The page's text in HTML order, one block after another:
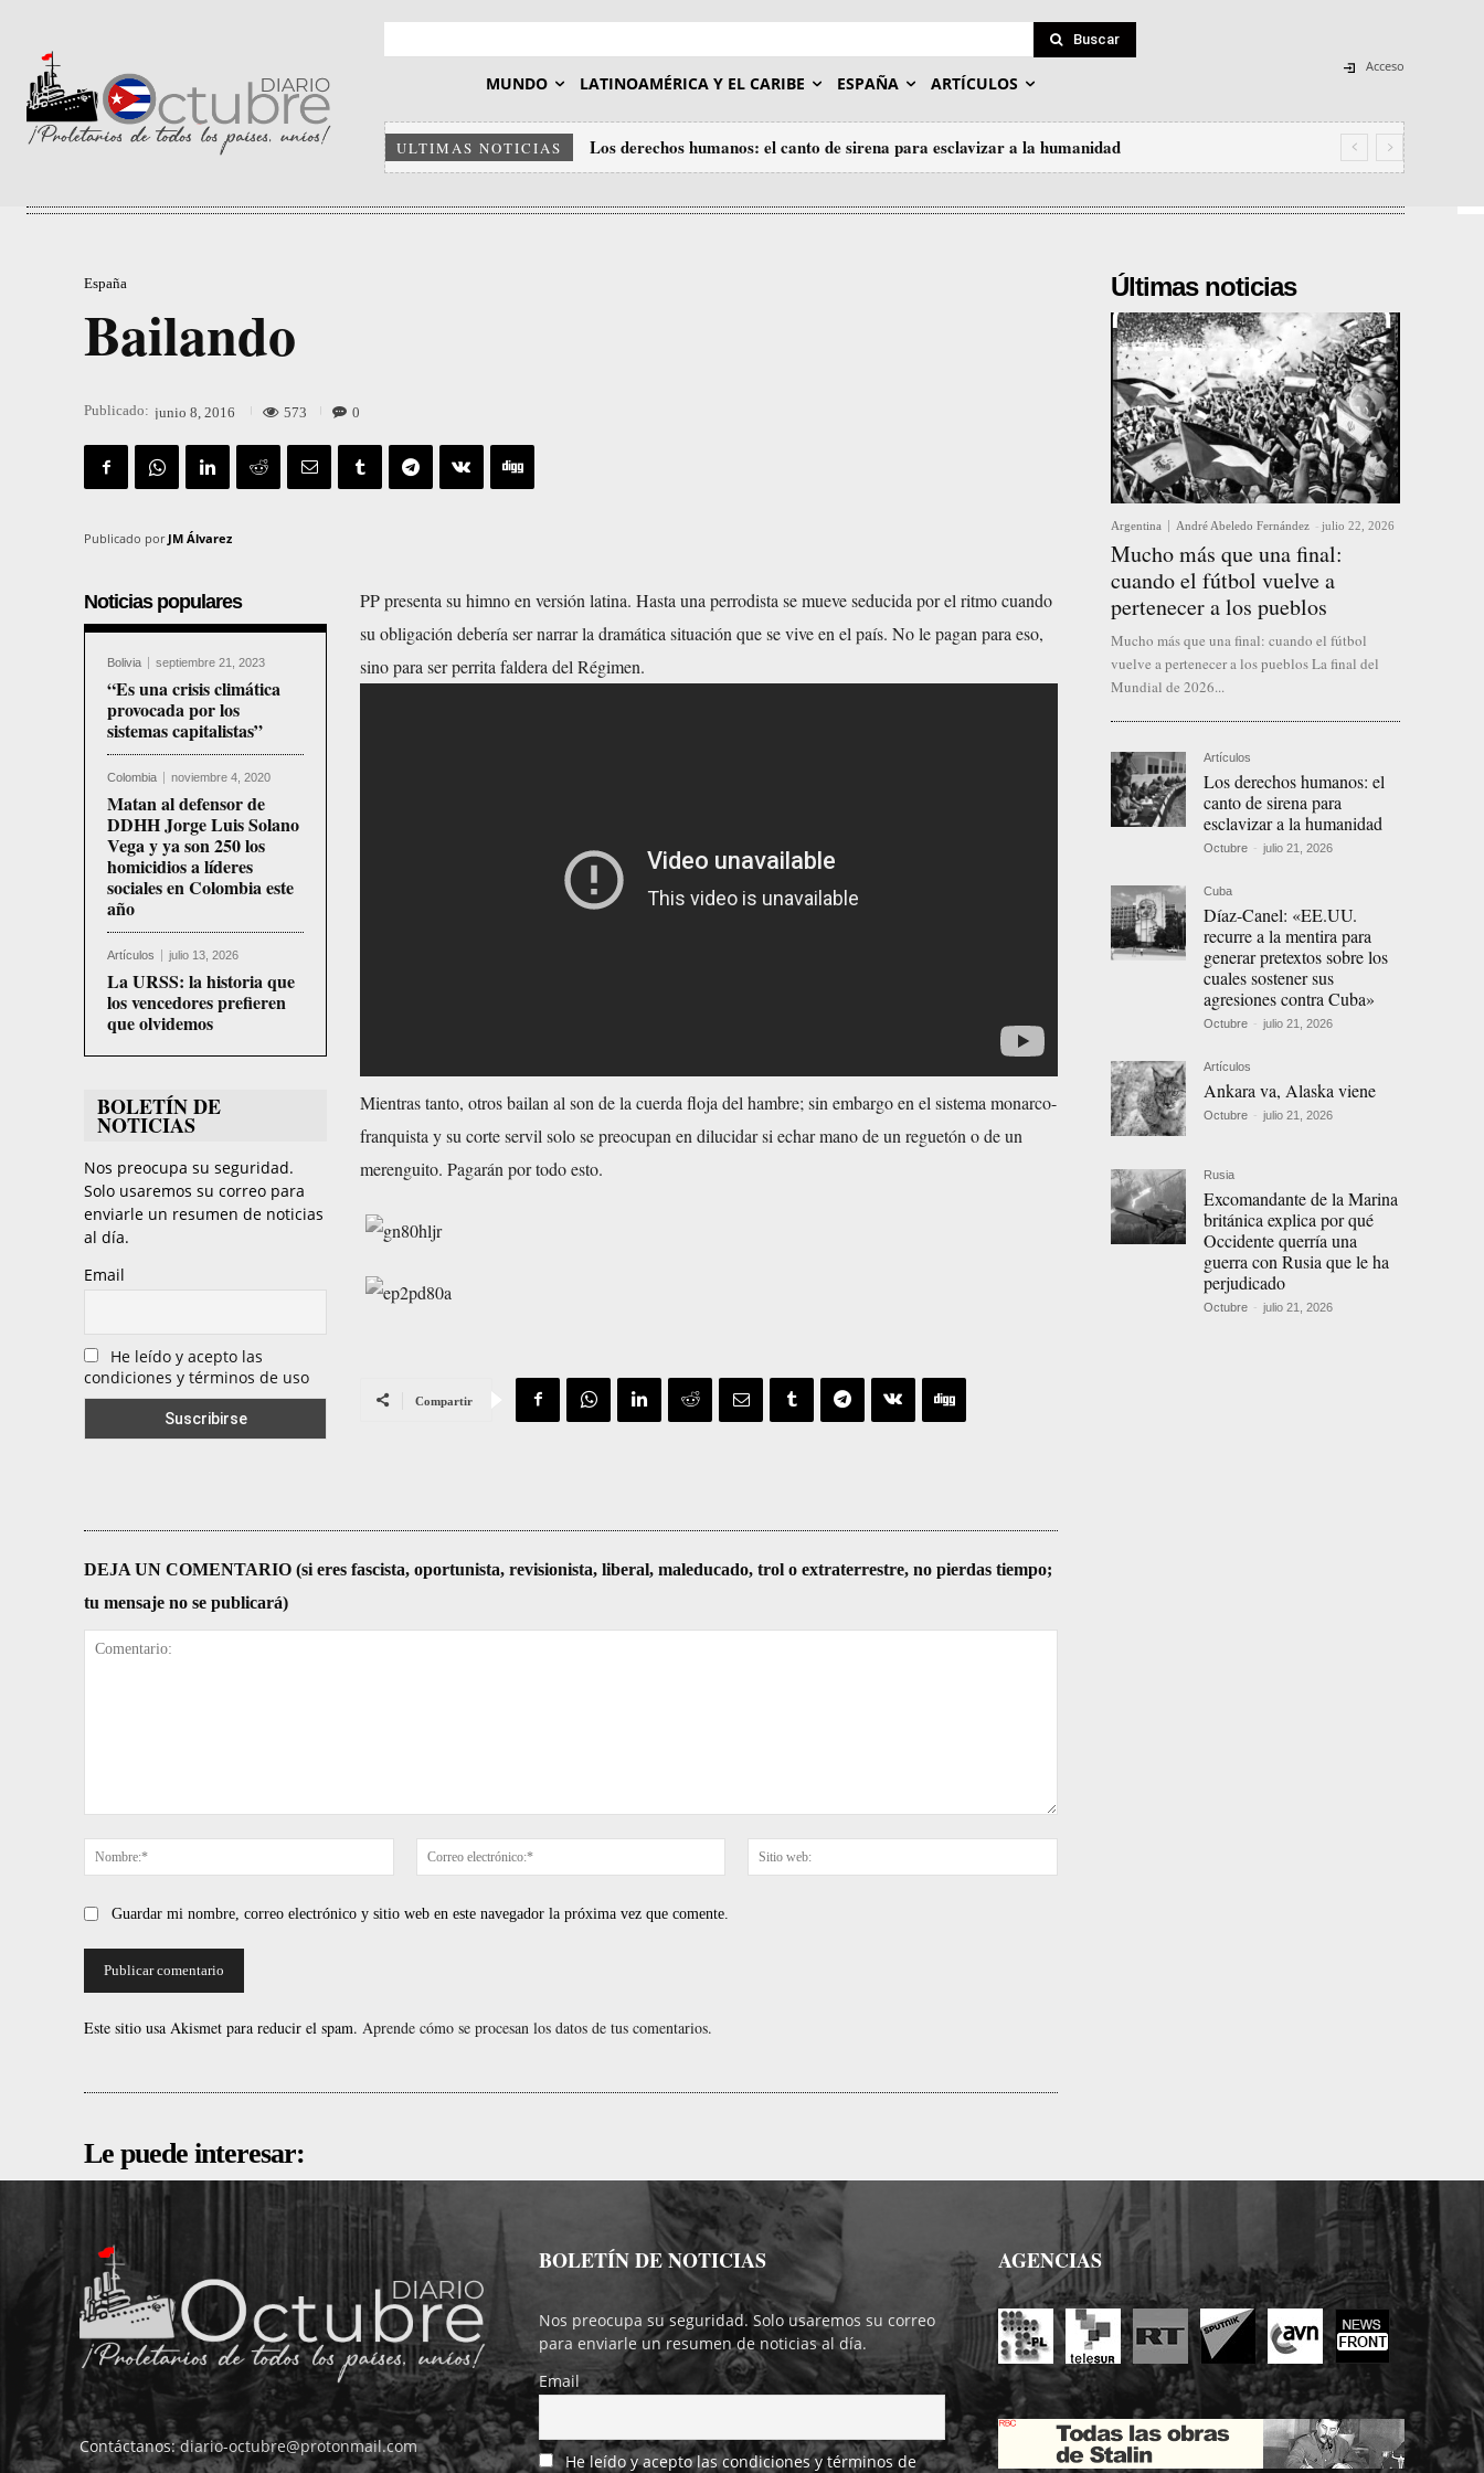
Buscar
MUNDO LATINOAMÉRICA Y EL CARIBE ESPAÑA ARTÍCULOS
Acceso
ULTIMAS NOTICIAS Los derechos humanos: el canto de sirena para esclavizar a la humanidad
España
Bailando
Publicado: junio 8, 2016 573 0
Publicado por JM Álvarez
Noticias populares
Bolivia septiembre 21, 2023
“Es una crisis climática
provocada por los
sistemas capitalistas”
Colombia noviembre 4, 2020
Matan al defensor de
DDHH Jorge Luis Solano
Vega y ya son 250 los
homicidios a líderes
sociales en Colombia este
año
Artículos julio 13, 2026
La URSS: la historia que
los vencedores prefieren
que olvidemos
BOLETÍN DE
NOTICIAS
Nos preocupa su seguridad.
Solo usaremos su correo para
enviarle un resumen de noticias
al día.
Email
He leído y acepto las
condiciones y términos de uso
PP presenta su himno en versión latina. Hasta una perrodista se mueve seducida por el ritmo cuando
su obligación debería ser narrar la dramática situación que se vive en el país. No le pagan para eso,
sino para ser perrita faldera del Régimen.
Mientras tanto, otros bailan al son de la cuerda floja del hambre; sin embargo en el sistema monarco-
franquista y su corte servil solo se preocupan en dilucidar si echar mano de un reguetón o de un
merenguito. Pagarán por todo esto.
Compartir
DEJA UN COMENTARIO (si eres fascista, oportunista, revisionista, liberal, maleducado, trol o extraterrestre, no pierdas tiempo;
tu mensaje no se publicará)
Nombre:*
Correo
electrónico:*
web:
Guardar mi nombre, correo electrónico y sitio web en este navegador la próxima vez que comente.
Este sitio usa Akismet para reducir el spam. Aprende cómo se procesan los datos de tus comentarios.
Últimas noticias
Argentina André Abeledo Fernández - julio 22, 2026
Mucho más que una final:
cuando el fútbol vuelve a
pertenecer a los pueblos
Mucho más que una final: cuando el fútbol
vuelve a pertenecer a los pueblos La final del
Mundial de 2026...
Artículos
Los derechos humanos: el
canto de sirena para
esclavizar a la humanidad
Octubre - julio 21, 2026
Cuba
Díaz-Canel: «EE.UU.
recurre a la mentira para
generar pretextos sobre los
cuales sostener sus
agresiones contra Cuba»
Octubre - julio 21, 2026
Artículos
Ankara va, Alaska viene
Octubre - julio 21, 2026
Rusia
Excomandante de la Marina
británica explica por qué
Occidente querría una
guerra con Rusia que le ha
perjudicado
Octubre - julio 21, 2026
Le puede interesar:
Contáctanos:diario-octubre@protonmail.com
BOLETÍN DE NOTICIAS
Nos preocupa su seguridad. Solo usaremos su correo
para enviarle un resumen de noticias al día.
Email
He leído y acepto las condiciones y términos de
AGENCIAS